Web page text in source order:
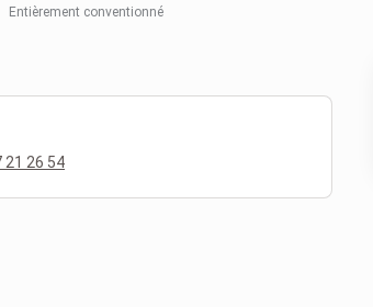
Entièrement conventionné
21 26 54